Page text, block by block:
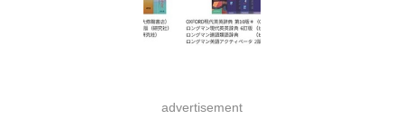
advertisement